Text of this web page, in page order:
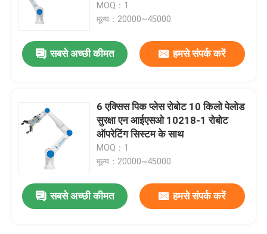
उत्पाद
हमारे बारे में
MOQ：1
मूल्य：20000~45000
सबसे अच्छी कीमत हमसे संपर्क करें
6 एक्सिस पिक प्लेस रोबोट 10 किलो पेलोड
सुरक्षा एन आईएसओ 10218-1 रोबोट
ऑपरेटिंग सिस्टम के साथ
MOQ：1
मूल्य：20000~45000
सबसे अच्छी कीमत हमसे संपर्क करें